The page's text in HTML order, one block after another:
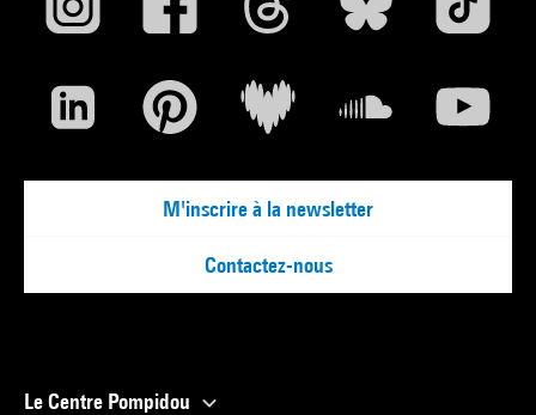
M'inscrire à la newsletter
Contactez-nous
Le Centre Pompidou